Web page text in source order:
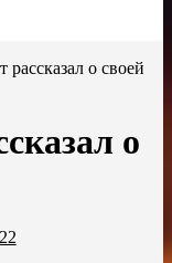
рассказал о своей
о